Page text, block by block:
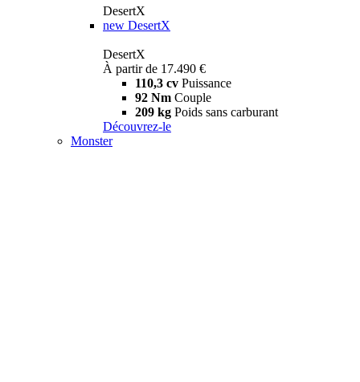
DesertX
new DesertX
DesertX
À partir de 17.490 €
110,3 cv Puissance
92 Nm Couple
209 kg Poids sans carburant
Découvrez-le
Monster